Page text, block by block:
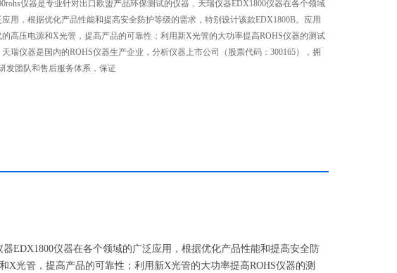
仪器是专业针对出口欧盟产品环保测试的仪器，天瑞仪器EDX1800仪器在各个领域
用，根据优化产品性能和提高安全防护等级的需求，特别设计该款EDX1800B。应用
的高压电源和X光管，提高产品的可靠性；利用新X光管的大功率提高ROHS仪器的测试
瑞仪器是国内的ROHS仪器生产企业，分析仪器上市公司（股票代码：300165），拥
发团队和售后服务体系，保证
EDX1800仪器在各个领域的广泛应用，根据优化产品性能和提高安全防
光管，提高产品的可靠性；利用新X光管的大功率提高ROHS仪器的测